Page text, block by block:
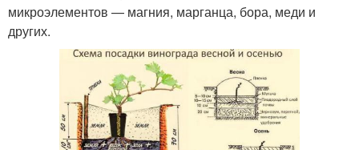
микроэлементов — магния, марганца, бора, меди и
других.